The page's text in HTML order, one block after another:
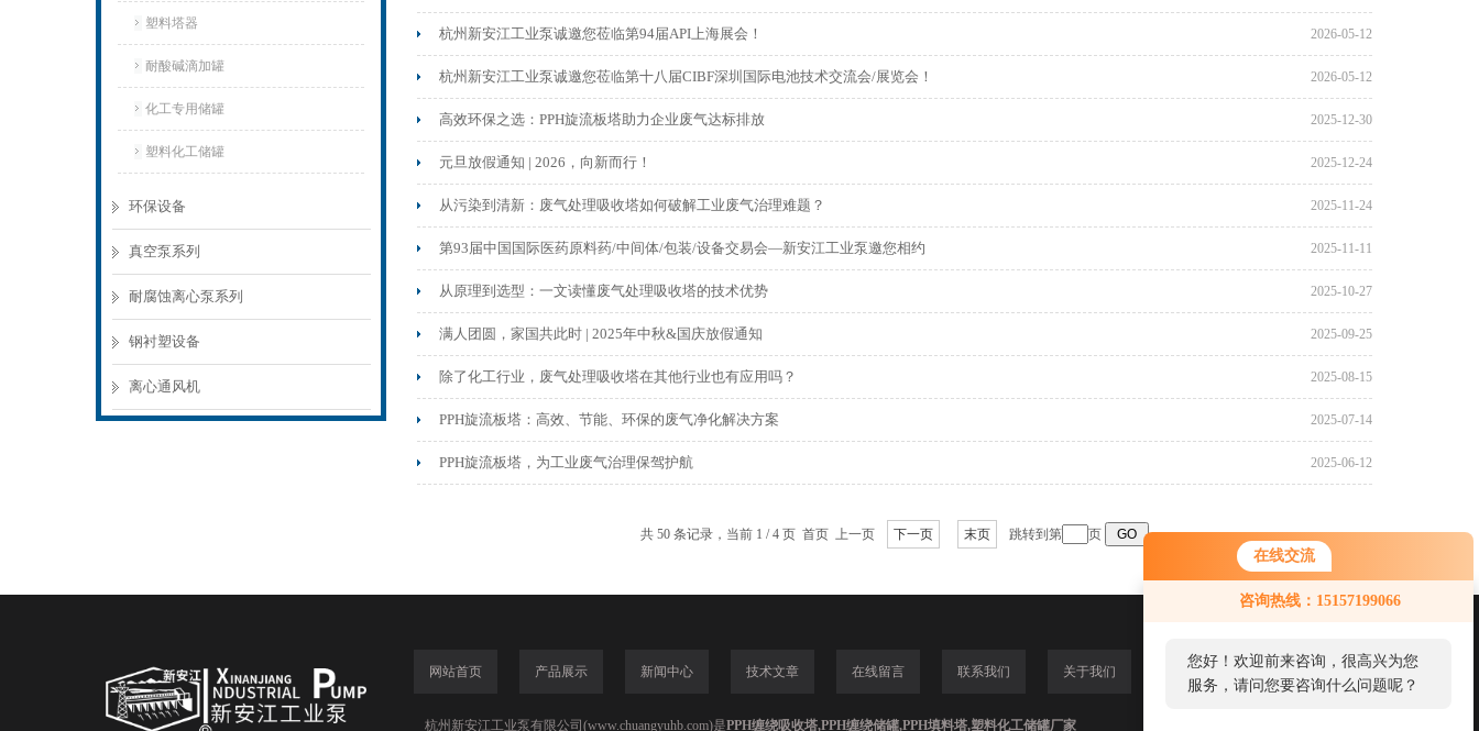
在线交流
咨询热线：15157199066
您好！欢迎前来咨询，很高兴为您
服务，请问您要咨询什么问题呢？
塑料塔器
耐酸碱滴加罐
化工专用储罐
塑料化工储罐
环保设备
真空泵系列
耐腐蚀离心泵系列
钢衬塑设备
离心通风机
杭州新安江工业泵诚邀您莅临第94届API上海展会！ 2026-05-12
杭州新安江工业泵诚邀您莅临第十八届CIBF深圳国际电池技术交流会/展览会！ 2026-05-12
高效环保之选：PPH旋流板塔助力企业废气达标排放 2025-12-30
元旦放假通知 | 2026，向新而行！ 2025-12-24
从污染到清新：废气处理吸收塔如何破解工业废气治理难题？ 2025-11-24
第93届中国国际医药原料药/中间体/包装/设备交易会—新安江工业泵邀您相约 2025-11-11
从原理到选型：一文读懂废气处理吸收塔的技术优势 2025-10-27
满人团圆，家国共此时 | 2025年中秋&国庆放假通知 2025-09-25
除了化工行业，废气处理吸收塔在其他行业也有应用吗？ 2025-08-15
PPH旋流板塔：高效、节能、环保的废气净化解决方案 2025-07-14
PPH旋流板塔，为工业废气治理保驾护航 2025-06-12
共 50 条记录，当前 1 / 4 页 首页 上一页 下一页 末页 跳转到第 页
网站首页 产品展示 新闻中心 技术文章 在线留言 联系我们 关于我们
杭州新安江工业泵有限公司(www.chuangyuhb.com)是PPH缠绕吸收塔,PPH缠绕储罐,PPH填料塔,塑料化工储罐厂家